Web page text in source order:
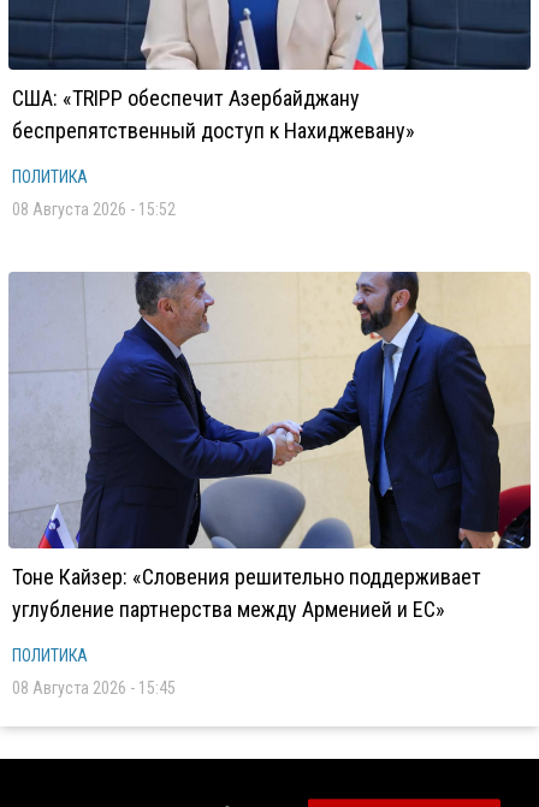
США: «TRIPP обеспечит Азербайджану
беспрепятственный доступ к Нахиджевану»
ПОЛИТИКА
08 Августа 2026 - 15:52
Тоне Кайзер: «Словения решительно поддерживает
углубление партнерства между Арменией и ЕС»
ПОЛИТИКА
08 Августа 2026 - 15:45